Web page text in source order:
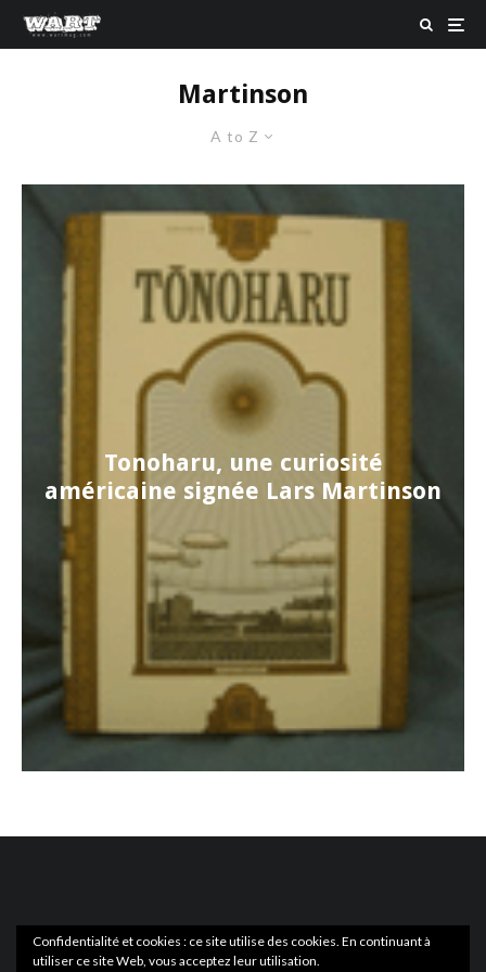
Martinson
A to Z
Tonoharu, une curiosité
américaine signée Lars Martinson
Confidentialité et cookies : ce site utilise des cookies. En continuant à
utiliser ce site Web, vous acceptez leur utilisation.